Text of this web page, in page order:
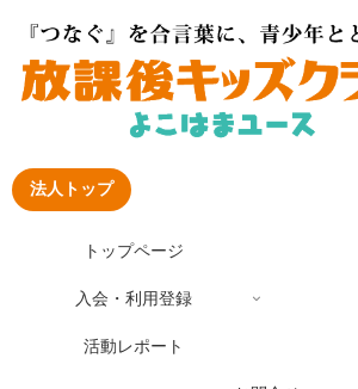
法人トップ
トップページ
入会・利用登録
活動レポート